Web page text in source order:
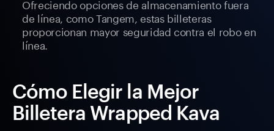
Ofreciendo opciones de almacenamiento fuera
de línea, como Tangem, estas billeteras
proporcionan mayor seguridad contra el robo en
línea.
Cómo Elegir la Mejor
Billetera Wrapped Kava